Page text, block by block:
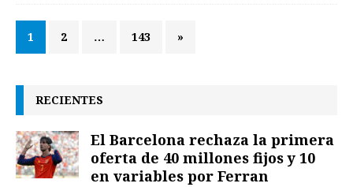
1 2 … 143 »
RECIENTES
El Barcelona rechaza la primera
oferta de 40 millones fijos y 10
en variables por Ferran